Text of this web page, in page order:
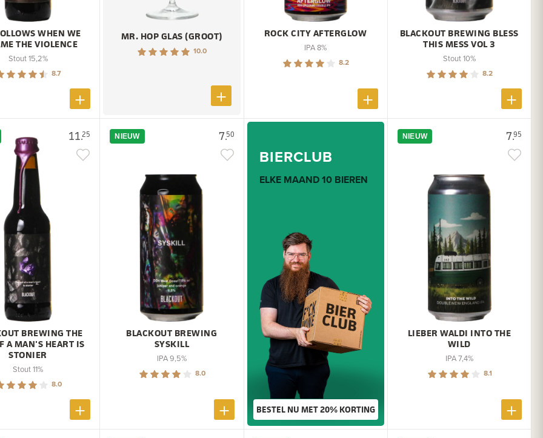
WHEN WE
THE VIOLENCE
Stout 15,2%
8.7
MR. HOP GLAS (GROOT)
10.0
ROCK CITY AFTERGLOW
IPA 8%
8.2
BLACKOUT BREWING BLESS
THIS MESS VOL 3
Stout 10%
8.2
11.25
BREWING THE
A MAN'S HEART IS
STONIER
Stout 11%
8.0
7.50
NIEUW
BLACKOUT BREWING
SYSKILL
IPA 9,5%
8.0
BIERCLUB
ELKE MAAND 10 BIEREN
BESTEL NU MET 20% KORTING
→
7.95
NIEUW
LIEBER WALDI INTO THE
WILD
IPA 7,4%
8.1